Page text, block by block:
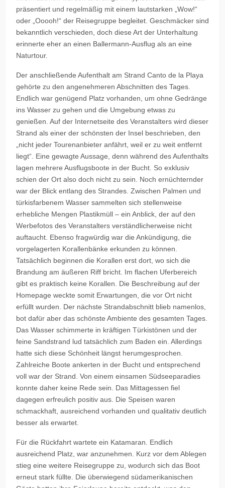
präsentiert und regelmäßig mit einem lautstarken „Wow!“
oder „Ooooh!“ der Reisegruppe begleitet. Geschmäcker sind
bekanntlich verschieden, doch diese Art der Unterhaltung
erinnerte eher an einen Ballermann-Ausflug als an eine
Naturtour.
Der anschließende Aufenthalt am Strand Canto de la Playa
gehörte zu den angenehmeren Abschnitten des Tages.
Endlich war genügend Platz vorhanden, um ohne Gedränge
ins Wasser zu gehen und die Umgebung etwas zu
genießen. Auf der Internetseite des Veranstalters wird dieser
Strand als einer der schönsten der Insel beschrieben, den
„nicht jeder Tourenanbieter anfährt, weil er zu weit entfernt
liegt“. Eine gewagte Aussage, denn während des Aufenthalts
lagen mehrere Ausflugsboote in der Bucht. So exklusiv
schien der Ort also doch nicht zu sein. Noch ernüchternder
war der Blick entlang des Strandes. Zwischen Palmen und
türkisfarbenem Wasser sammelten sich stellenweise
erhebliche Mengen Plastikmüll – ein Anblick, der auf den
Werbefotos des Veranstalters verständlicherweise nicht
auftaucht. Ebenso fragwürdig war die Ankündigung, die
vorgelagerten Korallenbänke erkunden zu können.
Tatsächlich beginnen die Korallen erst dort, wo sich die
Brandung am äußeren Riff bricht. Im flachen Uferbereich
gibt es praktisch keine Korallen. Die Beschreibung auf der
Homepage weckte somit Erwartungen, die vor Ort nicht
erfüllt wurden. Der nächste Strandabschnitt blieb namenlos,
bot dafür aber das schönste Ambiente des gesamten Tages.
Das Wasser schimmerte in kräftigen Türkistönen und der
feine Sandstrand lud tatsächlich zum Baden ein. Allerdings
hatte sich diese Schönheit längst herumgesprochen.
Zahlreiche Boote ankerten in der Bucht und entsprechend
voll war der Strand. Von einem einsamen Südseeparadies
konnte daher keine Rede sein. Das Mittagessen fiel
dagegen erfreulich positiv aus. Die Speisen waren
schmackhaft, ausreichend vorhanden und qualitativ deutlich
besser als erwartet.
Für die Rückfahrt wartete ein Katamaran. Endlich
ausreichend Platz, war anzunehmen. Kurz vor dem Ablegen
stieg eine weitere Reisegruppe zu, wodurch sich das Boot
erneut stark füllte. Die überwiegend südamerikanischen